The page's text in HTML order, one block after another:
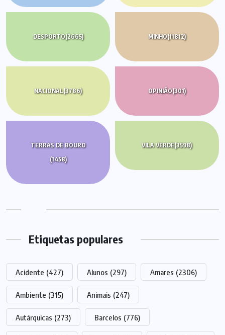
DESPORTO(2665) MINHO(11812)
NACIONAL(3786) OPINIÃO(301)
TERRAS DE BOURO
(1458)
VILA VERDE(3598)
Etiquetas populares
Acidente (427) Alunos (297) Amares (2306)
Ambiente (315) Animais (247)
Autárquicas (273) Barcelos (776)